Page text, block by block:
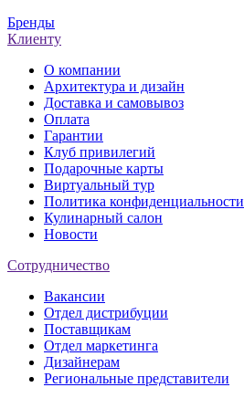
Бренды
Клиенту
О компании
Архитектура и дизайн
Доставка и самовывоз
Оплата
Гарантии
Клуб привилегий
Подарочные карты
Виртуальный тур
Политика конфиденциальности
Кулинарный салон
Новости
Сотрудничество
Вакансии
Отдел дистрибуции
Поставщикам
Отдел маркетинга
Дизайнерам
Региональные представители